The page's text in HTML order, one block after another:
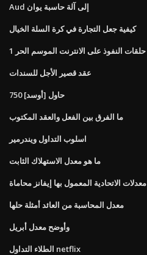
Aud إلى آلة حاسبة يوان
كيفية جعل التجارة في كرة السلة الخيال
حلقات النفوذ على الانترنت الموسم الحر 1
عقد قصير الأجل للسندات
750 حاول [أوسد]
ما الفرق بين الفعل والعقد المكتوب
اسلوب التداول ويندرمير
ما هو معدل الاستهلاك الثابت
معدلات الاتحادية المعمول بها إيفانز محاماة
معدل المحاسبة من العائد أمثلة حلها
وأوضح معدل أبريل
الطلاء التداول netflix